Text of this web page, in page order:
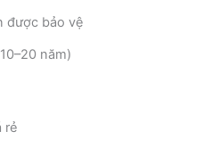
được bảo vệ
năm)
rẻ